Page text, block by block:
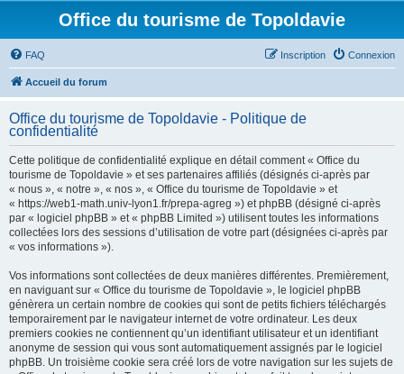
Office du tourisme de Topoldavie
FAQ Connexion
Inscription
Accueil du forum
Office du tourisme de Topoldavie - Politique de
confidentialité
Cette politique de confidentialité explique en détail comment « Office du
tourisme de Topoldavie » et ses partenaires affiliés (désignés ci-après par
« nous », « notre », « nos », « Office du tourisme de Topoldavie » et
« https://web1-math.univ-lyon1.fr/prepa-agreg ») et phpBB (désigné ci-après
par « logiciel phpBB » et « phpBB Limited ») utilisent toutes les informations
collectées lors des sessions d’utilisation de votre part (désignées ci-après par
« vos informations »).
Vos informations sont collectées de deux manières différentes. Premièrement,
en naviguant sur « Office du tourisme de Topoldavie », le logiciel phpBB
génèrera un certain nombre de cookies qui sont de petits fichiers téléchargés
temporairement par le navigateur internet de votre ordinateur. Les deux
premiers cookies ne contiennent qu’un identifiant utilisateur et un identifiant
anonyme de session qui vous sont automatiquement assignés par le logiciel
phpBB. Un troisième cookie sera créé lors de votre navigation sur les sujets de